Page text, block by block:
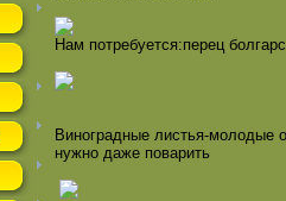
Нам потребуется:перец
Виноградные листья-молодые
нужно даже поварить